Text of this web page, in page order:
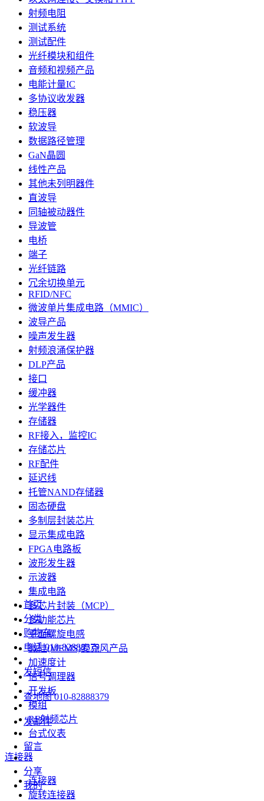
射频电阻
测试系统
测试配件
光纤模块和组件
音频和视频产品
电能计量IC
多协议收发器
稳压器
软波导
数据路径管理
GaN晶圆
线性产品
其他未列明器件
直波导
同轴被动器件
导波管
电桥
端子
光纤链路
冗余切换单元
RFID/NFC
微波单片集成电路（MMIC）
波导产品
噪声发生器
射频浪涌保护器
DLP产品
接口
缓冲器
光学器件
存储器
RF接入，监控IC
存储芯片
RF配件
延迟线
托管NAND存储器
固态硬盘
多制层封装芯片
显示集成电路
FPGA电路板
波形发生器
示波器
集成电路
多芯片封装（MCP）
多功能芯片
平面螺旋电感
微硅(MEMS)麦克风产品
加速度计
信号调理器
开发板
模组
RF射频芯片
台式仪表
连接器
连接器
旋转连接器
首页
分类
购物车
电话 010-82888379
发短信
查地图 010-82888379
发邮件
留言
分享
我的